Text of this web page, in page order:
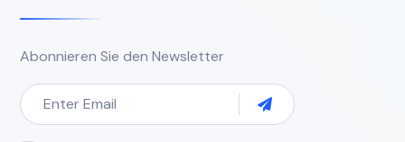
Abonnieren Sie den Newsletter